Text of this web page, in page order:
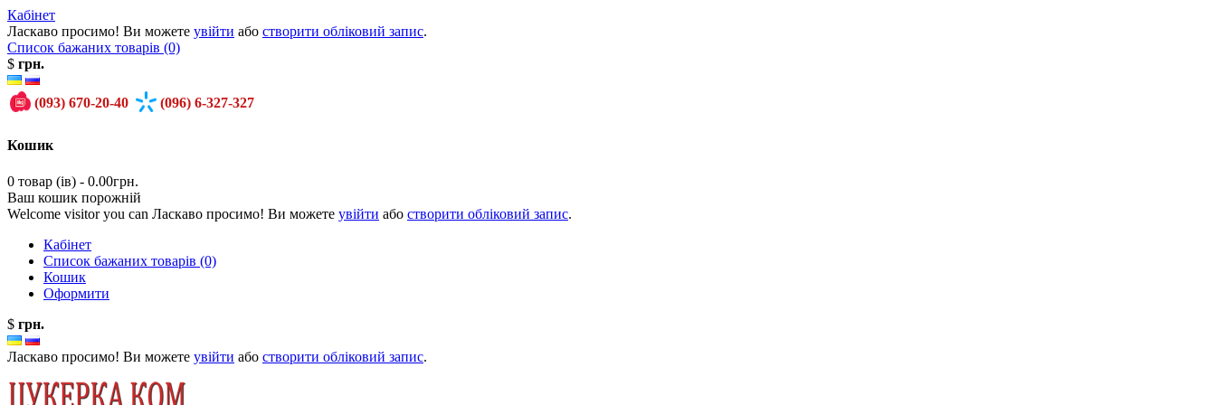
Кабінет
Ласкаво просимо! Ви можете увійти або створити обліковий запис.
Список бажаних товарів (0)
$ грн.
(093) 670-20-40 (096) 6-327-327
Кошик
0 товар (ів) - 0.00грн.
Ваш кошик порожній
Welcome visitor you can Ласкаво просимо! Ви можете увійти або створити обліковий запис.
Кабінет
Список бажаних товарів (0)
Кошик
Оформити
$ грн.
Ласкаво просимо! Ви можете увійти або створити обліковий запис.